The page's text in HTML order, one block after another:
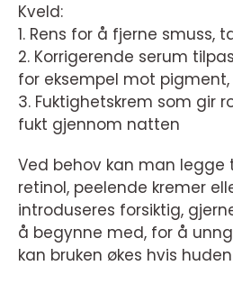
Kveld:
1. Rens for å fjerne smuss,
2. Korrigerende serum
for eksempel mot pigment,
3. Fuktighetskrem som gir
fukt gjennom natten
Ved behov kan man legge
retinol, peelende kremer
introduseres forsiktig,
å begynne med, for å
kan bruken økes hvis